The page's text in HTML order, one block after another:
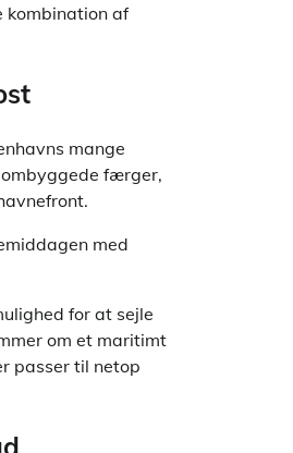
kombination af
mange
færger,
med
for at sejle
om et maritimt
passer til netop